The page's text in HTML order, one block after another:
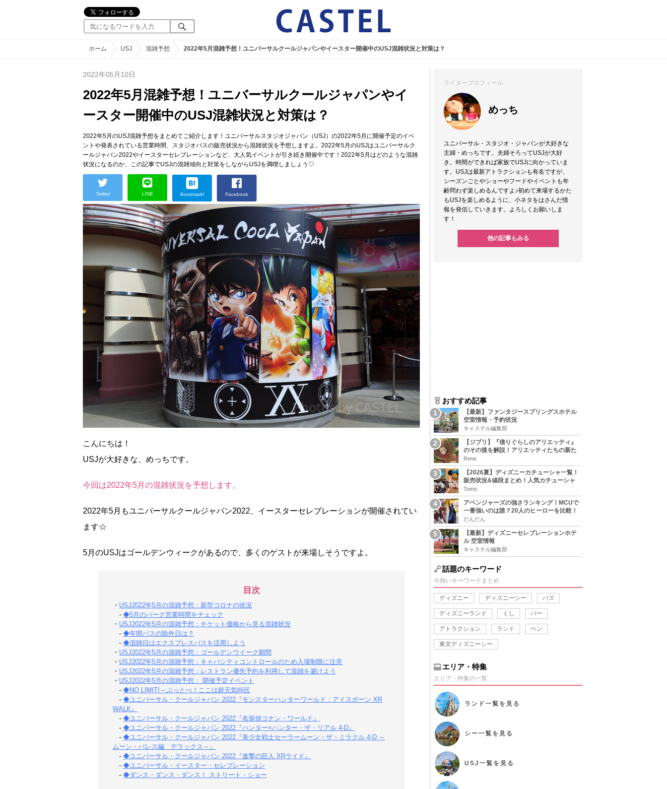
ホーム USJ 混雑予想 2022年5月混雑予想！ユニバーサルクールジャパンやイースター開催中のUSJ混雑状況と対策は？
2022年05月10日
2022年5月混雑予想！ユニバーサルクールジャパンやイ
ースター開催中のUSJ混雑状況と対策は？
2022年5月のUSJ混雑予想をまとめてご紹介します！ユニバーサルスタジオジャパン（USJ）の2022年5月に開催予定のイベ
ントや発表されている営業時間、スタジオパスの販売状況から混雑状況を予想しますよ。2022年5月のUSJはユニバーサルク
ールジャパン2022やイースターセレブレーションなど、大人気イベントが引き続き開催中です！2022年5月はどのような混雑
状況になるのか、この記事でUSJの混雑傾向と対策をしながらUSJを満喫しましょう♡
Twitter LINE Bookmark! Facebook
こんにちは！
USJが大好きな、めっちです。
今回は2022年5月の混雑状況を予想します。
2022年5月もユニバーサルクールジャパン2022、イースターセレブレーションが開催されてい
ます☆
5月のUSJはゴールデンウィークがあるので、多くのゲストが来場しそうですよ。
目次
・ USJ2022年5月の混雑予想：新型コロナの状況
- ◆5月のパーク営業時間をチェック
・ USJ2022年5月の混雑予想：チケット価格から見る混雑状況
- ◆年間パスの除外日は？
- ◆混雑日はエクスプレスパスを活用しよう
・ USJ2022年5月の混雑予想：ゴールデンウイーク期間
・ USJ2022年5月の混雑予想：キャパシティコントロールのため入場制限に注意
・ USJ2022年5月の混雑予想：レストラン優先予約を利用して混雑を避けよう
・ USJ2022年5月の混雑予想： 開催予定イベント
- ◆NO LIMIT!～ぶっとべ！ここは超元気特区
- ◆ユニバーサル・クールジャパン 2022『モンスターハンターワールド：アイスボーン XR
WALK』
- ◆ユニバーサル・クールジャパン 2022『名探偵コナン・ワールド』
- ◆ユニバーサル・クールジャパン 2022『ハンター×ハンター・ザ・リアル 4-D』
- ◆ユニバーサル・クールジャパン 2022『美少女戦士セーラームーン・ザ・ミラクル 4-D ～
ムーン・パレス編 デラックス～』
- ◆ユニバーサル・クールジャパン 2022『進撃の巨人 XRライド』
- ◆ユニバーサル・イースター・セレブレーション
- ◆ダンス・ダンス・ダンス！ ストリート・ショー
ライタープロフィール
めっち
ユニバーサル・スタジオ・ジャパンが大好きな
主婦・めっちです。夫婦そろってUSJが大好
き。時間ができれば家族でUSJに向かっていま
す。USJは最新アトラクションも有名ですが、
シーズンごとやショーやフードやイベントも年
齢問わず楽しめるんですよ♪初めて来場するかた
もUSJを楽しめるように、小ネタをはさんだ情
報を発信していきます。よろしくお願いしま
す！
他の記事もみる
おすすめ記事
【最新】ファンタジースプリングスホテル
空室情報・予約状況
キャステル編集部
【ジブリ】『借りぐらしのアリエッティ』
のその後を解説！アリエッティたちの新た
な住処は？翔の病気は治る？
Rene
【2026夏】ディズニーカチューシャ一覧！
販売状況&値段まとめ！人気カチューシャ
をチェック
Tomo
アベンジャーズの強さランキング！MCUで
一番強いのは誰？20人のヒーローを比較！
だんだん
【最新】ディズニーセレブレーションホテ
ル 空室情報
キャステル編集部
話題のキーワード
今熱いキーワードまとめ
ディズニー ディズニーシー バズ
ディズニーランド くし バー
アトラクション ランド ペン
東京ディズニーシー
エリア・特集
エリア・特集の一覧
ランド 一覧を見る
シー一覧を見る
USJ 一覧を見る